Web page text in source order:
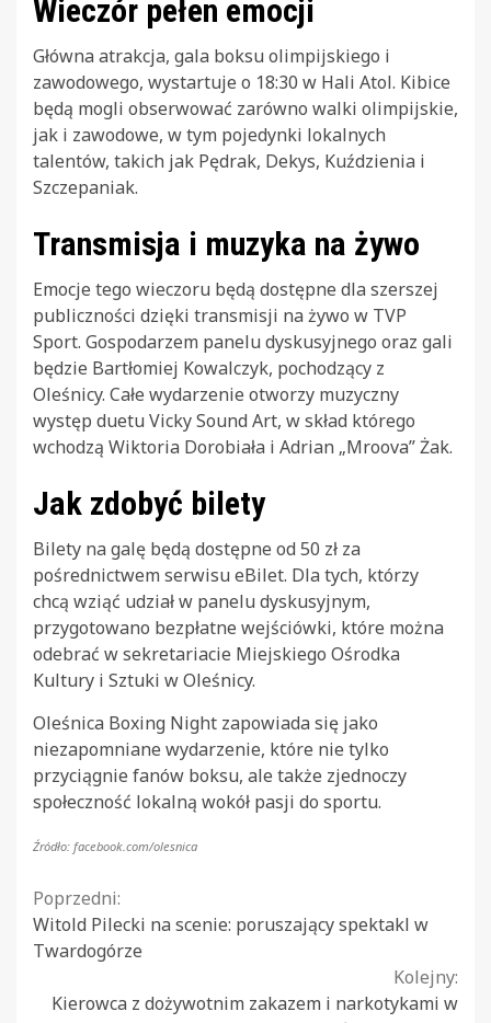
Wieczór pełen emocji
Główna atrakcja, gala boksu olimpijskiego i
zawodowego, wystartuje o 18:30 w Hali Atol. Kibice
będą mogli obserwować zarówno walki olimpijskie,
jak i zawodowe, w tym pojedynki lokalnych
talentów, takich jak Pędrak, Dekys, Kuździenia i
Szczepaniak.
Transmisja i muzyka na żywo
Emocje tego wieczoru będą dostępne dla szerszej
publiczności dzięki transmisji na żywo w TVP
Sport. Gospodarzem panelu dyskusyjnego oraz gali
będzie Bartłomiej Kowalczyk, pochodzący z
Oleśnicy. Całe wydarzenie otworzy muzyczny
występ duetu Vicky Sound Art, w skład którego
wchodzą Wiktoria Dorobiała i Adrian „Mroova” Żak.
Jak zdobyć bilety
Bilety na galę będą dostępne od 50 zł za
pośrednictwem serwisu eBilet. Dla tych, którzy
chcą wziąć udział w panelu dyskusyjnym,
przygotowano bezpłatne wejściówki, które można
odebrać w sekretariacie Miejskiego Ośrodka
Kultury i Sztuki w Oleśnicy.
Oleśnica Boxing Night zapowiada się jako
niezapomniane wydarzenie, które nie tylko
przyciągnie fanów boksu, ale także zjednoczy
społeczność lokalną wokół pasji do sportu.
Źródło: facebook.com/olesnica
Continue
Reading
Poprzedni:
Witold Pilecki na scenie: poruszający spektakl w
Twardogórze
Kolejny:
Kierowca z dożywotnim zakazem i narkotykami w